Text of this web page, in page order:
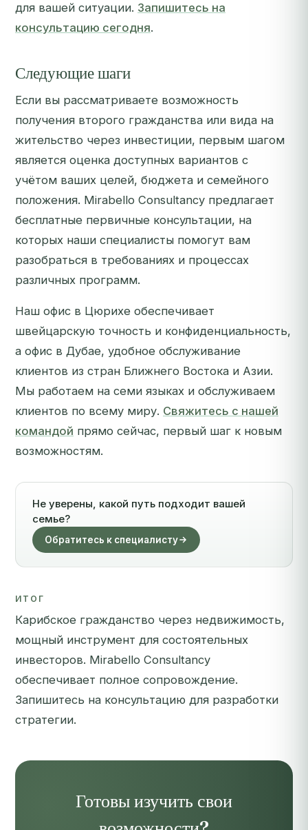
для вашей ситуации. Запишитесь на
консультацию сегодня.
Следующие шаги
Если вы рассматриваете возможность
получения второго гражданства или вида на
жительство через инвестиции, первым шагом
является оценка доступных вариантов с
учётом ваших целей, бюджета и семейного
положения. Mirabello Consultancy предлагает
бесплатные первичные консультации, на
которых наши специалисты помогут вам
разобраться в требованиях и процессах
различных программ.
Наш офис в Цюрихе обеспечивает
швейцарскую точность и конфиденциальность,
а офис в Дубае, удобное обслуживание
клиентов из стран Ближнего Востока и Азии.
Мы работаем на семи языках и обслуживаем
клиентов по всему миру. Свяжитесь с нашей
командой прямо сейчас, первый шаг к новым
возможностям.
Не уверены, какой путь подходит вашей
семье?
Обратитесь к специалисту
ИТОГ
Карибское гражданство через недвижимость,
мощный инструмент для состоятельных
инвесторов. Mirabello Consultancy
обеспечивает полное сопровождение.
Запишитесь на консультацию для разработки
стратегии.
Готовы изучить свои